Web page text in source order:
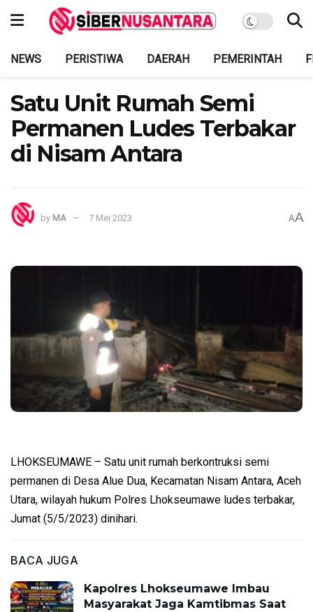
NEWS PERISTIWA DAERAH PEMERINTAH
Satu Unit Rumah Semi
Permanen Ludes Terbakar
di Nisam Antara
by MA 7 Mei 2023 AA
LHOKSEUMAWE – Satu unit rumah berkontruksi semi
permanen di Desa Alue Dua, Kecamatan Nisam Antara, Aceh
Utara, wilayah hukum Polres Lhokseumawe ludes terbakar,
Jumat (5/5/2023) dinihari.
BACA JUGA
Kapolres Lhokseumawe Imbau
Masyarakat Jaga Kamtibmas Saat